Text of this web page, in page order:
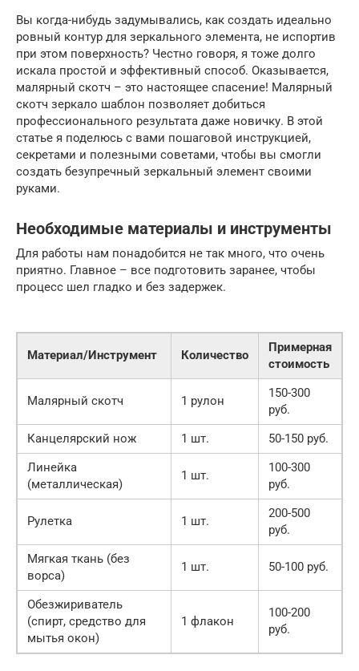
Вы когда-нибудь задумывались, как создать идеально
ровный контур для зеркального элемента, не испортив
при этом поверхность? Честно говоря, я тоже долго
искала простой и эффективный способ. Оказывается,
малярный скотч – это настоящее спасение! Малярный
скотч зеркало шаблон позволяет добиться
профессионального результата даже новичку. В этой
статье я поделюсь с вами пошаговой инструкцией,
секретами и полезными советами, чтобы вы смогли
создать безупречный зеркальный элемент своими
руками.
Необходимые материалы и инструменты
Для работы нам понадобится не так много, что очень
приятно. Главное – все подготовить заранее, чтобы
процесс шел гладко и без задержек.
Материал/Инструмент Количество
Примерная
стоимость
Малярный скотч 1 рулон
150-300
руб.
Канцелярский нож
1 шт.
50-150 руб.
Линейка
(металлическая)
1 шт.
100-300
руб.
Рулетка 1 шт.
200-500
руб.
Мягкая ткань (без
ворса)
1 шт. 50-100 руб.
Обезжириватель
(спирт, средство для
мытья окон)
1 флакон
100-200
руб.